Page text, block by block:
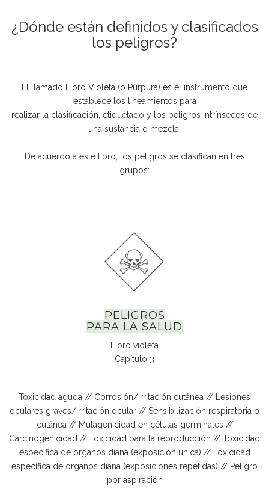
¿Dónde están definidos y clasificados
los peligros?
El llamado Libro Violeta (o Púrpura) es el instrumento que
establece los lineamientos para
realizar la clasificación, etiquetado y los peligros intrínsecos de
una sustancia o mezcla.
De acuerdo a este libro, los peligros se clasifican en tres
grupos:
PELIGROS
PARA LA SALUD
Libro violeta
Capítulo 3
Toxicidad aguda // Corrosión/irritación cutánea // Lesiones
oculares graves/irritación ocular // Sensibilización respiratoria o
cutánea // Mutagenicidad en células germinales //
Carcinogenicidad // Toxicidad para la reproducción // Toxicidad
específica de órganos diana (exposición única) // Toxicidad
específica de órganos diana (exposiciones repetidas) // Peligro
por aspiración